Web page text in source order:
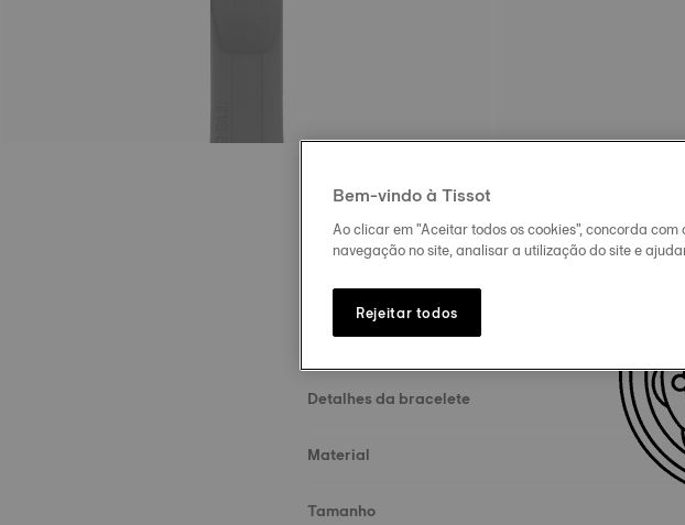
Descrição
Detalhes da bracelete
Material
Tamanho
Bem-vindo à Tissot
Ao clicar em "Aceitar todos os cookies", concorda
navegação no site, analisar a utilização do site e
Rejeitar todos